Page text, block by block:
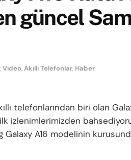
güncel
Video,Akıllı Telefonlar, Haber
telefonlarından biri olan
izlenimlerimizden
Galaxy A16 modelinin